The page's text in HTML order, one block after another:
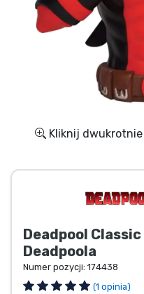
Kliknij
Deadpool
Deadpoola
Numer pozycji: 174438
(1 opinia)
Wysyłka i płatność
Rzeczy seryjne
Rzeczy filmowe
Wspaniałe rzeczy
Rzeczy z anime
Rzeczy dla
Rzeczy sportowe
Rzeczy muzyczne